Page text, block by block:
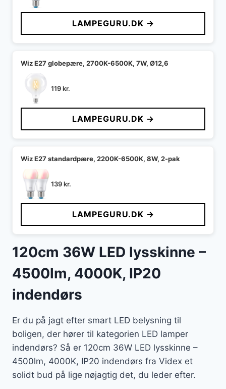
LAMPEGURU.DK →
Wiz E27 globepære, 2700K-6500K, 7W, Ø12,6
119kr.
LAMPEGURU.DK →
Wiz E27 standardpære, 2200K-6500K, 8W, 2-pak
139kr.
LAMPEGURU.DK →
120cm 36W LED lysskinne –
4500lm, 4000K, IP20
indendørs
Er du på jagt efter smart LED belysning til
boligen, der hører til kategorien LED lamper
indendørs? Så er 120cm 36W LED lysskinne –
4500lm, 4000K, IP20 indendørs fra Videx et
solidt bud på lige nøjagtig det, du leder efter.